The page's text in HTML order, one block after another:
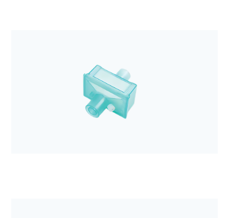
Anestezjologia i aparatura medyczna
Elektroda EKG Kendall H92SG